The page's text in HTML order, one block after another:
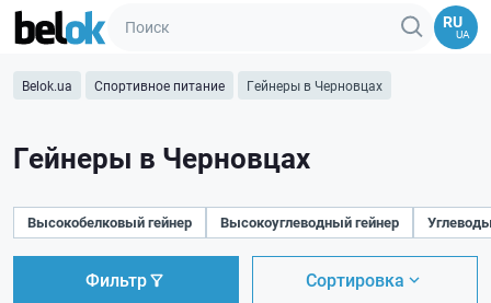
RU
UA
Belok.ua Спортивное питание Гейнеры в Черновцах
Гейнеры в Черновцах
Высокобелковый гейнер Высокоуглеводный гейнер
Фильтр Сортировка